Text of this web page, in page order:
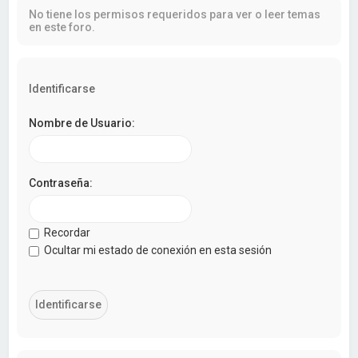
No tiene los permisos requeridos para ver o leer temas
en este foro.
Identificarse
Nombre de Usuario:
Contraseña:
Recordar
Ocultar mi estado de conexión en esta sesión